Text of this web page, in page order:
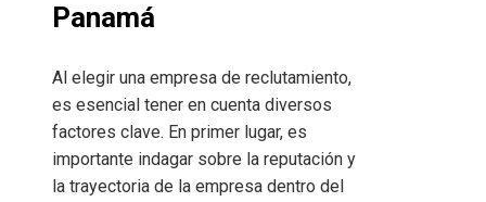
Panamá
Al elegir una empresa de reclutamiento,
es esencial tener en cuenta diversos
factores clave. En primer lugar, es
importante indagar sobre la reputación y
la trayectoria de la empresa dentro del